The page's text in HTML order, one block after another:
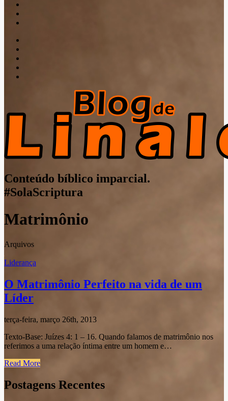
Conteúdo bíblico imparcial.
#SolaScriptura
Matrimônio
Arquivos
Liderança
O Matrimônio Perfeito na vida de um
Líder
terça-feira, março 26th, 2013
Texto-Base: Juízes 4: 1 – 16. Quando falamos de matrimônio nos
referimos a uma relação íntima entre um homem e…
Read More
Postagens Recentes